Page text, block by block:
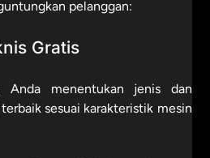
pelanggan:
Gratis
Anda menentukan jenis dan
sesuai karakteristik mesin